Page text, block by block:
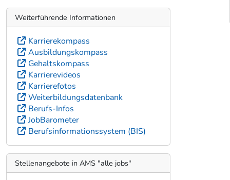
Weiterführende Informationen
Karrierekompass
Ausbildungskompass
Gehaltskompass
Karrierevideos
Karrierefotos
Weiterbildungsdatenbank
Berufs-Infos
JobBarometer
Berufsinformationssystem (BIS)
Stellenangebote in AMS "alle jobs"